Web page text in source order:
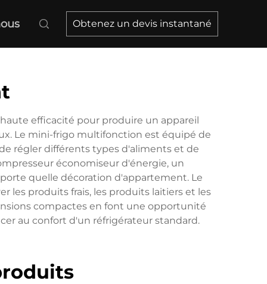
Obtenez un devis instantané
efficacité pour produire un appareil
Le mini-frigo multifonction est équipé de
régler différents types d'aliments et de
économiseur d'énergie, un
quelle décoration d'appartement. Le
les produits frais, les produits laitiers et les
compactes en font une opportunité
au confort d'un réfrigérateur standard.